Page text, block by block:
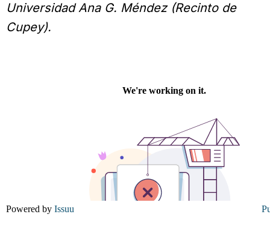
Universidad Ana G. Méndez (Recinto de
Cupey).
Powered by Issuu